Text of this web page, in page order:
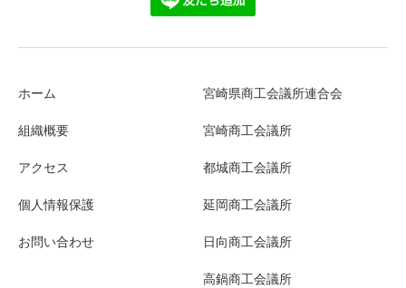
ホーム
組織概要
アクセス
個人情報保護
お問い合わせ
宮崎県商工会議所連合会
宮崎商工会議所
都城商工会議所
延岡商工会議所
日向商工会議所
高鍋商工会議所